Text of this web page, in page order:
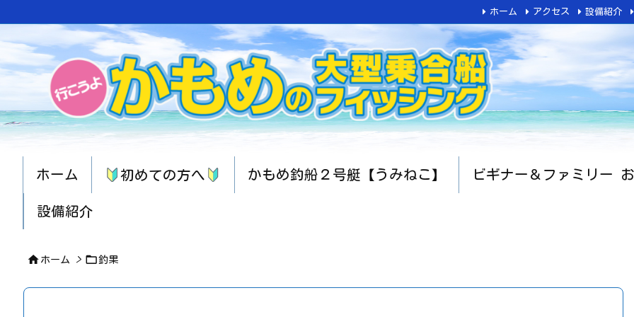
ホーム 初めての方へ かもめ釣船２号艇【うみねこ】 ビギナー＆ファミリー
設備紹介
ホーム アクセス 設備紹介
 ホーム > 釣果